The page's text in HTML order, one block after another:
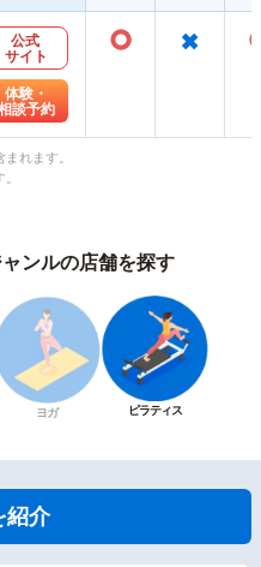
公式
サイト
体験・
談予約
○ ×
れます。
ンルの店舗を探す
ヨガ ピラティス
紹介